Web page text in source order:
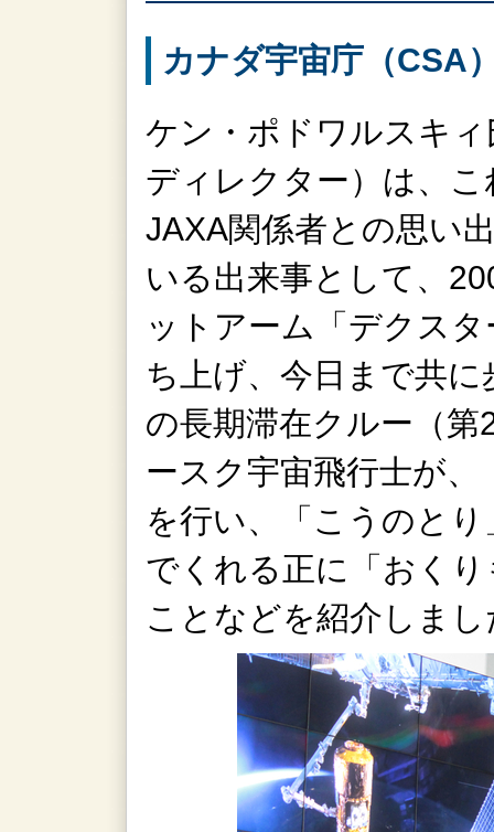
カナダ宇宙庁（CSA
ケン・ポドワルスキ
ディレクター）は、
JAXA関係者との思い
いる出来事として、
ットアーム「デクス
ち上げ、今日まで共
の長期滞在クルー（
ースク宇宙飛行士が
を行い、「こうのと
でくれる正に「おく
ことなどを紹介しまし